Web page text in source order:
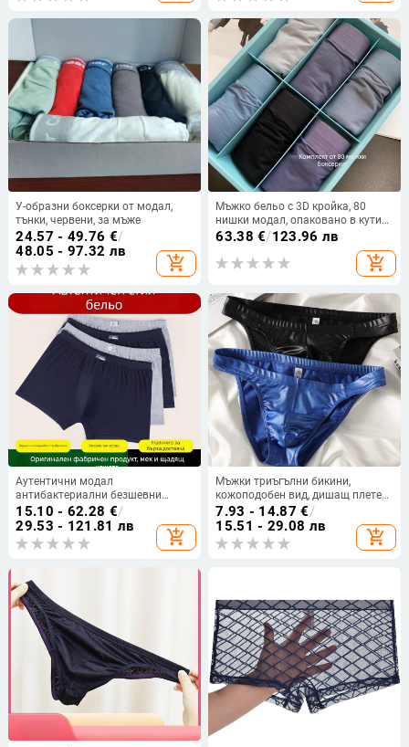
У-образни боксерки от модал,
тънки, червени, за мъже
24.57 - 49.76 €/
48.05 - 97.32 лв
add_shopping_cart
Мъжко бельо с 3D кройка, 80
нишки модал, опаковано в кутия,
средна талия, едноцветно,
чатална подплата от модал
63.38 €/123.96 лв
add_shopping_cart
Аутентични модал
антибактериални безшевни
мъжки боксерки едноцветни
15.10 - 62.28 €/
29.53 - 121.81 лв
add_shopping_cart
Мъжки триъгълни бикини,
кожоподобен вид, дишащ плетен
полиестер, средна талия, за
всички сезони
7.93 - 14.87 €/
15.51 - 29.08 лв
add_shopping_cart